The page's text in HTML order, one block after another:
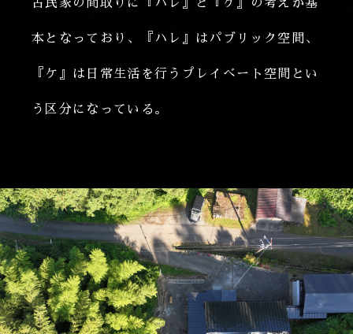
古民家の間取りに『ハレ』と『ケ』の考えが基
本となっており、『ハレ』はパブリック空間、
『ケ』は日常生活を行うプレイべート空間とい
う区分になっている。